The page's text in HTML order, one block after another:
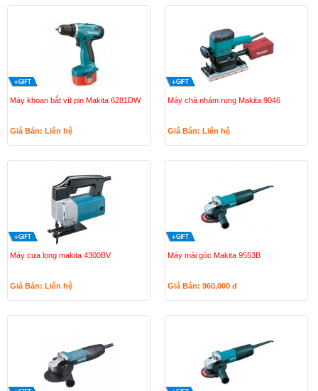
Máy khoan bắt vít pin Makita 6281DW
Giá Bán: Liên hệ
Máy chà nhám rung Makita 9046
Giá Bán: Liên hệ
Máy cưa lọng makita 4300BV
Giá Bán: Liên hệ
Máy mài góc Makita 9553B
Giá Bán: 960,000 đ